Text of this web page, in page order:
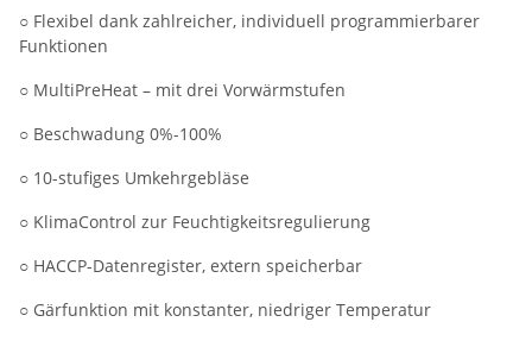
○ Flexibel dank zahlreicher, individuell programmierbarer
Funktionen
○ MultiPreHeat – mit drei Vorwärmstufen
○ Beschwadung 0%-100%
○ 10-stufiges Umkehrgebläse
○ KlimaControl zur Feuchtigkeitsregulierung
○ HACCP-Datenregister, extern speicherbar
○ Gärfunktion mit konstanter, niedriger Temperatur